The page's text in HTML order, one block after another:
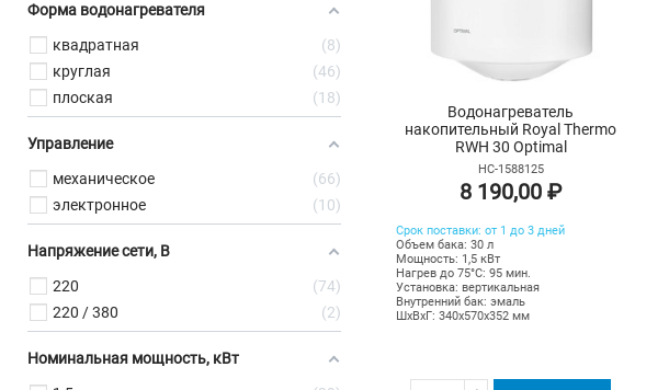
Водонагреватель
накопительный Royal Thermo
RWH 30 Optimal
НС-1588125
8 190,00 ₽
Срок поставки: от 1 до 3 дней
Объем бака: 30 л
Мощность: 1,5 кВт
Нагрев до 75°С: 95 мин.
Установка: вертикальная
Внутренний бак: эмаль
ШхВхГ: 340х570х352 мм
Форма водонагревателя
квадратная
8
круглая
46
плоская
18
Управление
механическое
66
электронное
10
Напряжение сети, В
220
74
220 / 380
2
Номинальная мощность, кВт